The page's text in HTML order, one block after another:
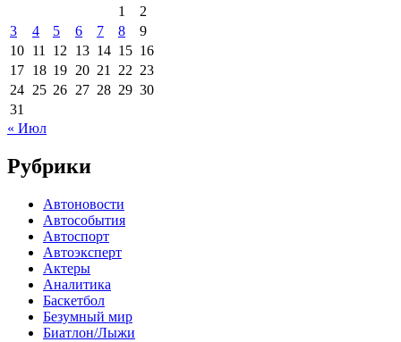
1
2
3
4 5 6 7 8
9
10 11 12 13 14 15 16
17 18 19 20 21 22 23
24 25 26 27 28 29 30
31
« Июл
Рубрики
Автоновости
Автособытия
Автоспорт
Автоэксперт
Актеры
Аналитика
Баскетбол
Безумный мир
Биатлон/Лыжи